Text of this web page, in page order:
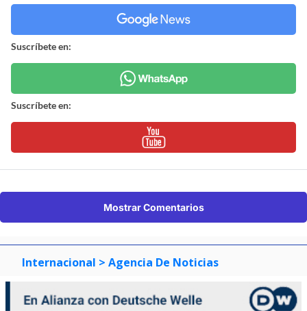
Suscríbete en:
Suscríbete en:
Mostrar Comentarios
Internacional > Agencia De Noticias